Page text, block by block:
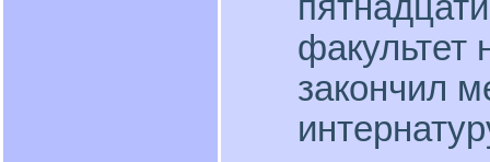
факультет
закончил